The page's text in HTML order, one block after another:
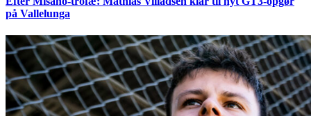
på Vallelunga